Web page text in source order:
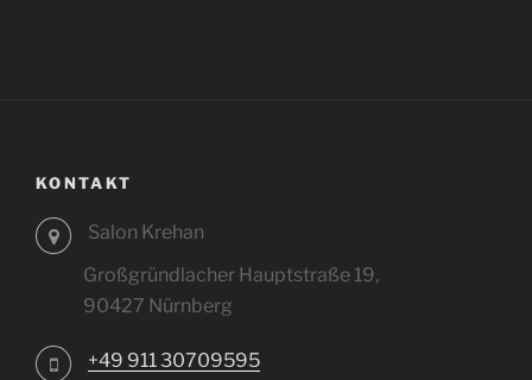
KONTAKT
Salon Krehan
Großgründlacher Hauptstraße 19,
90427 Nürnberg
+49 911 30709595